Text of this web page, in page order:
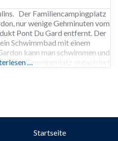
Der Familiencampingplatz
nur wenige Gehminuten vom
Pont Du Gard entfernt. Der
Schwimmbad mit einem
kann man schwimmen und
Der Campingplatz organisiert
…
Startseite